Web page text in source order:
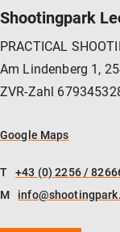
Shootingpark
PRACTICAL
Am Lindenberg 1,
ZVR-Zahl
Google Maps
T
+43 (0) 2256 /
M